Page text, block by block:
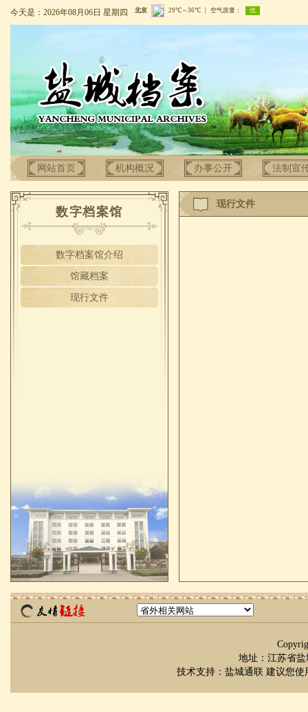
今天是：2026年08月06日 星期四
网站首页 机构概况 办事公开 法制宣
数字档案馆
数字档案馆介绍
馆藏档案
现行文件
现行文件
地址：江苏省盐
技术支持： 盐城通联 建议您使